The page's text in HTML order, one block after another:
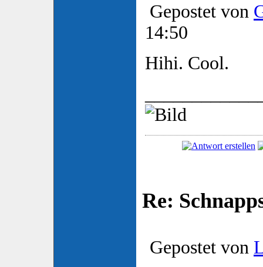
Gepostet von
14:50
Hihi. Cool.
Re:
Gepostet von